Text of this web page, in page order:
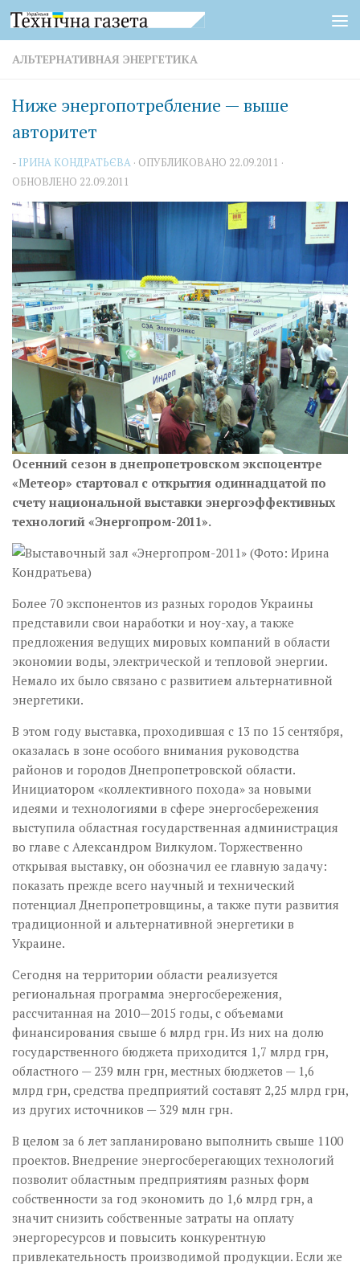
Перейти к содержимому
АЛЬТЕРНАТИВНАЯ ЭНЕРГЕТИКА
Ниже энергопотребление — выше
авторитет
- ІРИНА КОНДРАТЬЄВА · ОПУБЛИКОВАНО 22.09.2011 ·
ОБНОВЛЕНО 22.09.2011
Осенний сезон в днепропетровском экспоцентре
«Метеор» стартовал с открытия одиннадцатой по
счету национальной выставки энергоэффективных
технологий «Энергопром-2011».
Более 70 экспонентов из разных городов Украины
представили свои наработки и ноу-хау, а также
предложения ведущих мировых компаний в области
экономии воды, электрической и тепловой энергии.
Немало их было связано с развитием альтернативной
энергетики.
В этом году выставка, проходившая с 13 по 15 сентября,
оказалась в зоне особого внимания руководства
районов и городов Днепропетровской области.
Инициатором «коллективного похода» за новыми
идеями и технологиями в сфере энергосбережения
выступила областная государственная администрация
во главе с Александром Вилкулом. Торжественно
открывая выставку, он обозначил ее главную задачу:
показать прежде всего научный и технический
потенциал Днепропетровщины, а также пути развития
традиционной и альтернативной энергетики в
Украине.
Сегодня на территории области реализуется
региональная программа энергосбережения,
рассчитанная на 2010—2015 годы, с объемами
финансирования свыше 6 млрд грн. Из них на долю
государственного бюджета приходится 1,7 млрд грн,
областного — 239 млн грн, местных бюджетов — 1,6
млрд грн, средства предприятий составят 2,25 млрд грн,
из других источников — 329 млн грн.
В целом за 6 лет запланировано выполнить свыше 1100
проектов. Внедрение энергосберегающих технологий
позволит областным предприятиям разных форм
собственности за год экономить до 1,6 млрд грн, а
значит снизить собственные затраты на оплату
энергоресурсов и повысить конкурентную
привлекательность производимой продукции. Если же